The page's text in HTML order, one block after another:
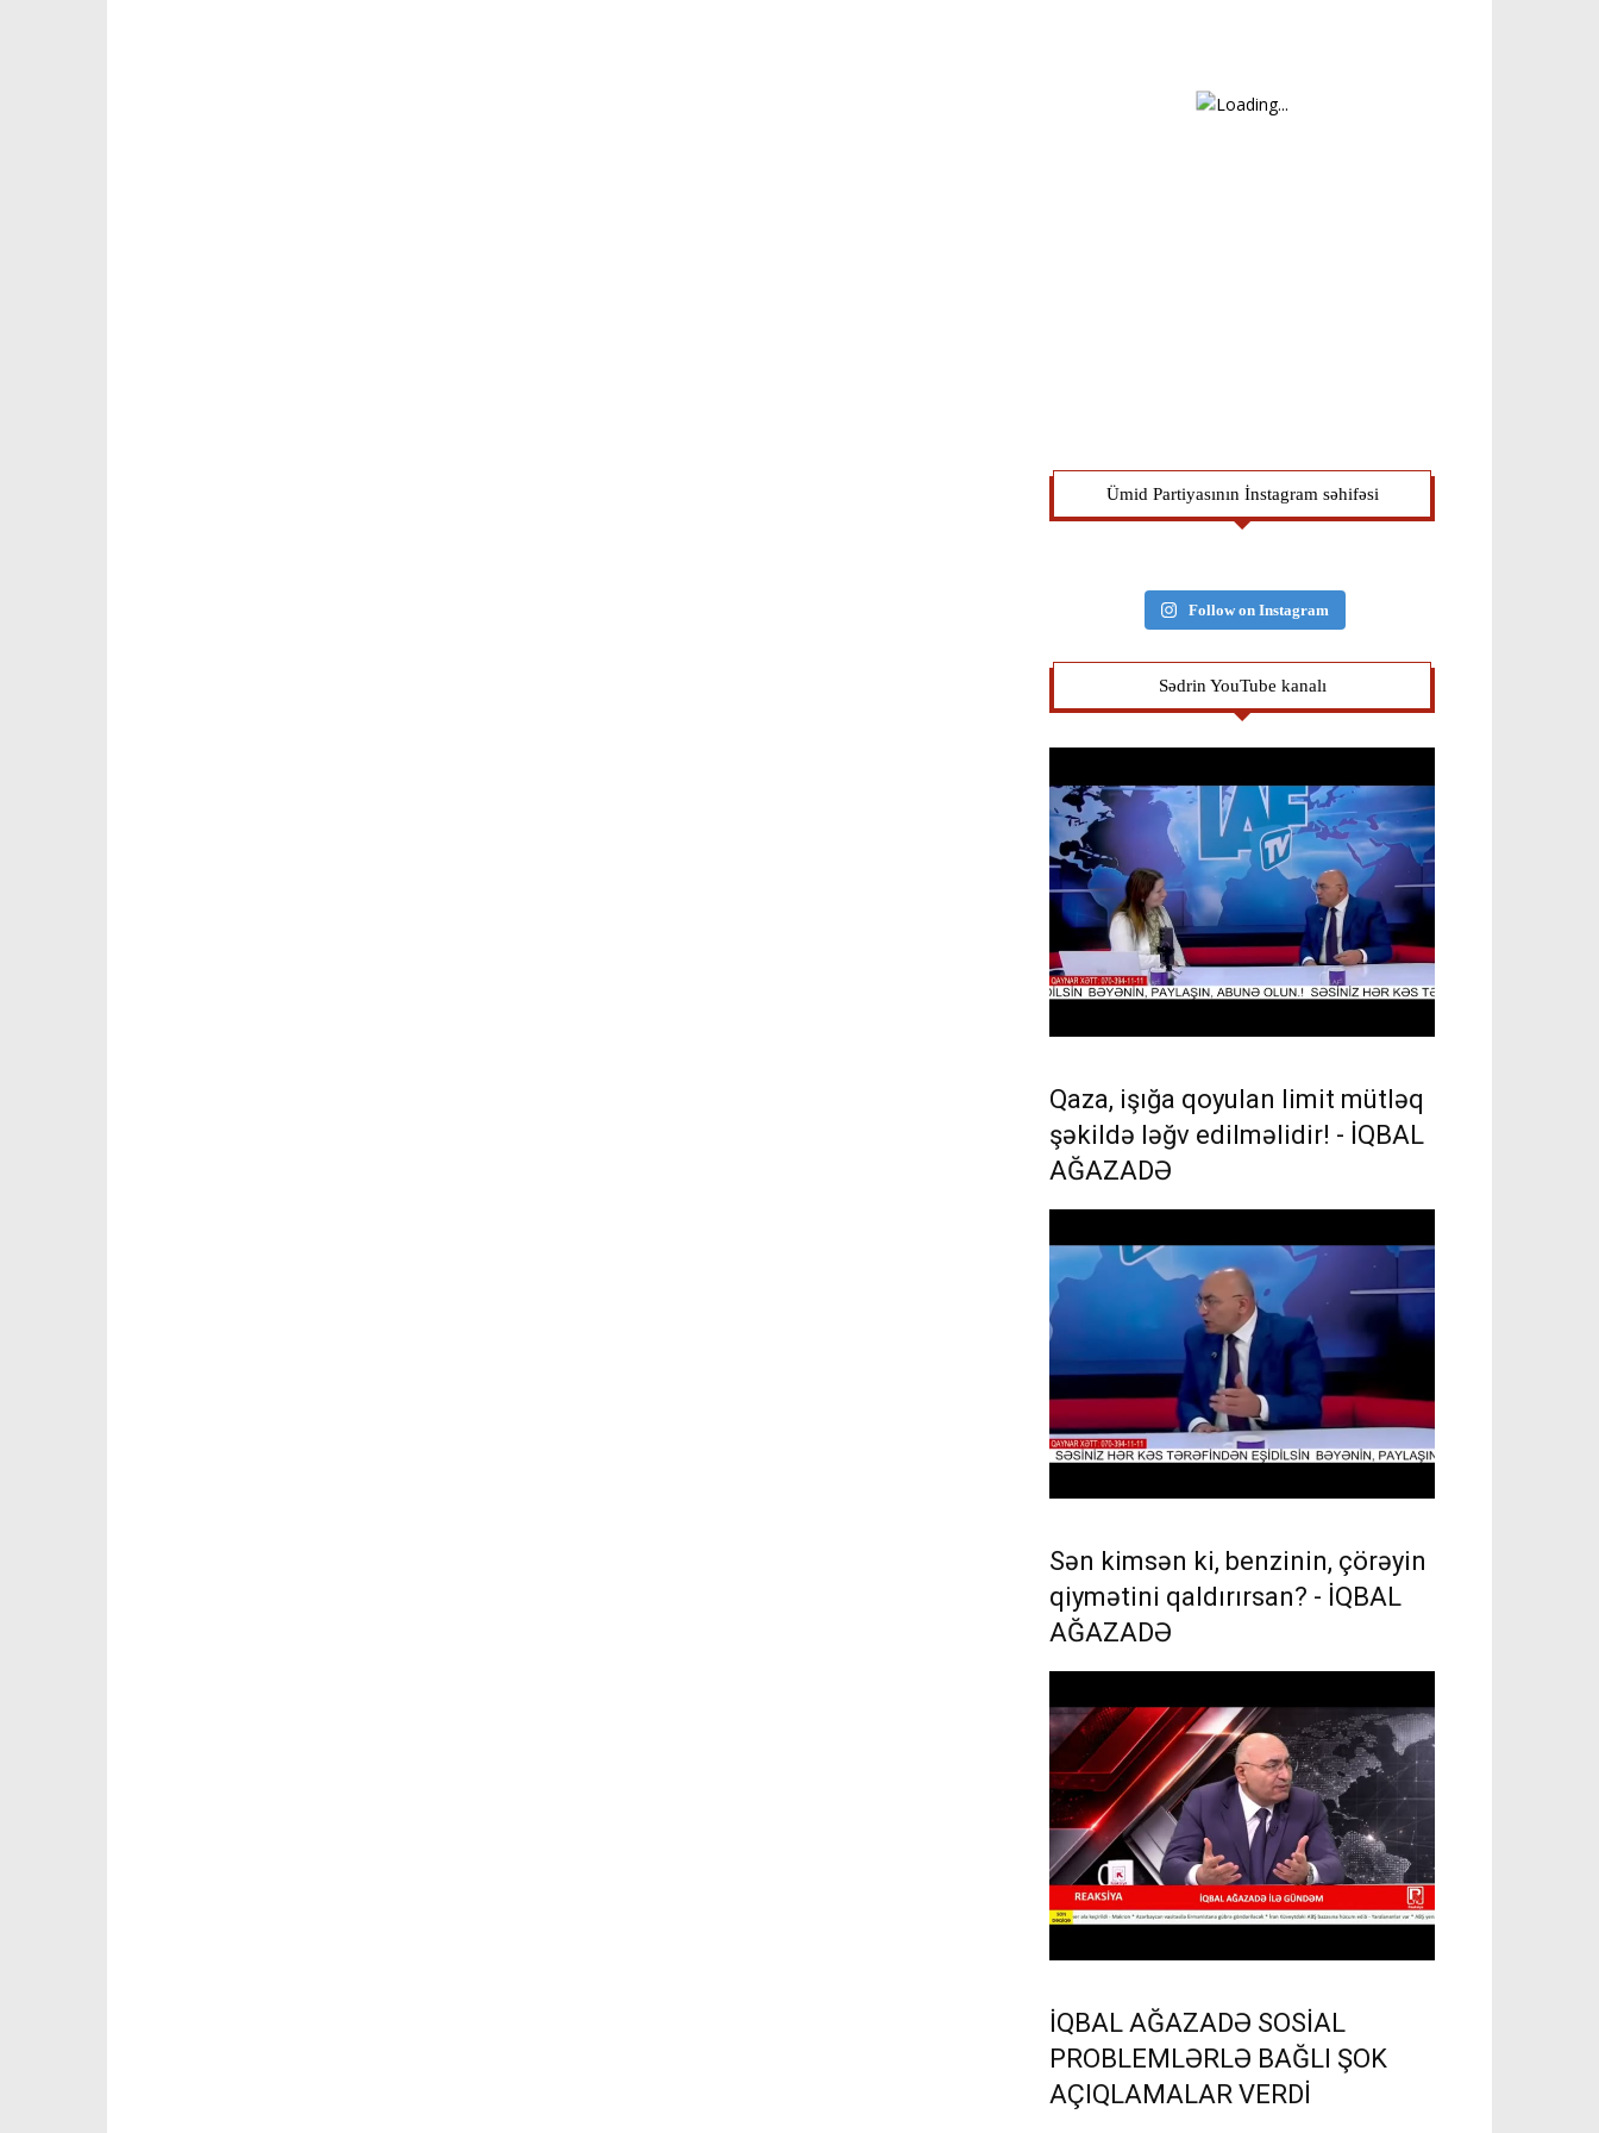
Ümid Partiyasının İnstagram səhifəsi
Follow on Instagram
Sədrin YouTube kanalı
Qaza, işığa qoyulan limit mütləq
şəkildə ləğv edilməlidir! - İQBAL
AĞAZADƏ
Sən kimsən ki, benzinin, çörəyin
qiymətini qaldırırsan? - İQBAL
AĞAZADƏ
İQBAL AĞAZADƏ SOSİAL
PROBLEMLƏRLƏ BAĞLI ŞOK
AÇIQLAMALAR VERDİ